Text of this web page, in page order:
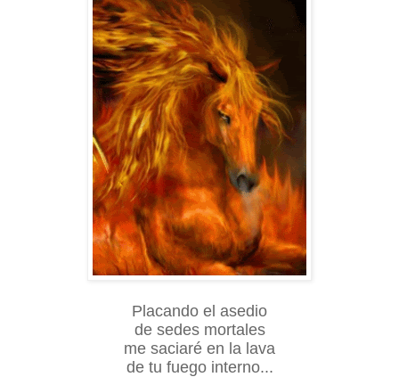
Placando el asedio
de sedes mortales
me saciaré en la lava
de tu fuego interno...